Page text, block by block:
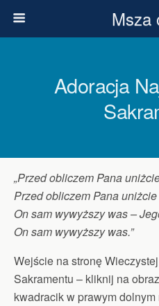
Msza
Adoracja
„Przed obliczem Pana
Przed obliczem Pana
On sam wywyższy was –
On sam wywyższy was.”
Wejście na stronę
Sakramentu – kliknij na
kwadracik w prawym